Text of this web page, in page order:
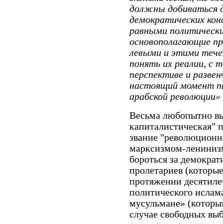
должны добиваться
демократических
равными
основополагающие
левыми и этими
понять их реалии, с
перспективе и
настоящий момент
арабской революции»
Весьма любопытно
капиталистическая"
звание
марксизмом-
бороться за
пролетариев
протяжении
политического
мусульмане»
случае свободных